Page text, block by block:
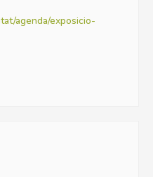
agenda/exposicio-